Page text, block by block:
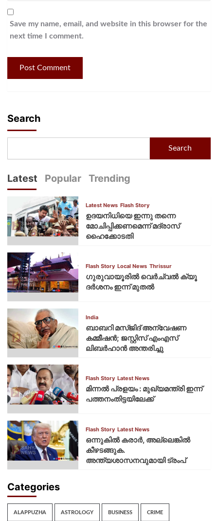
Save my name, email, and website in this browser for the
next time I comment.
Search
Search
Latest Popular Trending
Latest News Flash Story
ഉദയനിധിയെ ഇന്നു തന്നെ
മോചിപ്പിക്കണമെന്ന് മദ്രാസ്
ഹൈക്കോടതി
Flash Story Local News Thrissur
ഗുരുവായൂരില്‍ വെര്‍ച്വല്‍ ക്യൂ
ദര്‍ശനം ഇന്ന് മുതല്‍
India
ബാബറി മസ്ജിദ് അന്വേഷണ
കമ്മീഷന്‍; ജസ്റ്റിസ് എംഎസ്
ലിബര്‍ഹാന്‍ അന്തരിച്ചു
Flash Story Latest News
മിന്നല്‍ പ്രളയം : മുഖ്യമന്ത്രി ഇന്ന്
പത്തനംതിട്ടയിലേക്ക്
Flash Story Latest News
ഒന്നുകില്‍ കരാര്‍, അല്ലെങ്കില്‍
കീഴടങ്ങുക.
അന്ത്യശാസനവുമായി ട്രംപ്
Categories
ALAPPUZHA ASTROLOGY BUSINESS CRIME